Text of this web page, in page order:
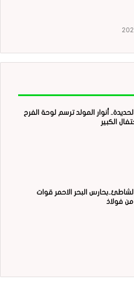
أنوار المولد ترسم لوحة الفرح
الكبير
البحر الاحمر قوات
من فولاذ